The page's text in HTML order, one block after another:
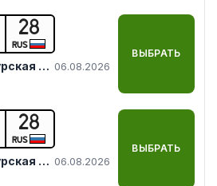
28
RUS
Благовещенск (Амурская обл.) 06.08.2026
ВЫБРАТЬ
28
RUS
Благовещенск (Амурская обл.) 06.08.2026
ВЫБРАТЬ